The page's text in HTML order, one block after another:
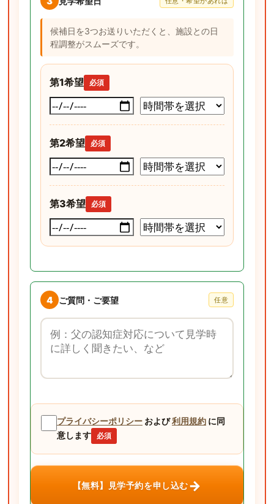
候補日を3つお送りいただくと、施設との日
程調整がスムーズです。
第1希望 必須
第2希望 必須
第3希望 必須
4 ご質問・ご要望 任意
ご質問・ご要望
プライバシーポリシー および利用規約 に同
意します
必須
【無料】見学予約を申し込む→